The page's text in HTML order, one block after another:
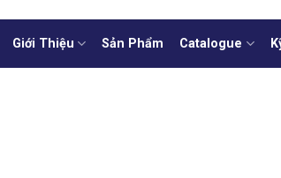
Giới Thiệu Sản Phẩm Catalogue